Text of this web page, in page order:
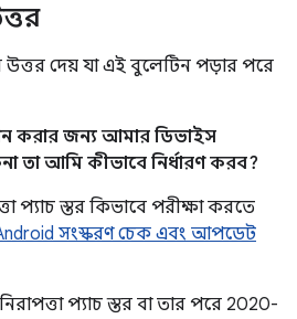
উত্তর দেয় যা এই বুলেটিন পড়ার পরে
করার জন্য আমার ডিভাইস
তা আমি কীভাবে নির্ধারণ করব?
প্যাচ স্তর কিভাবে পরীক্ষা করতে
সংস্করণ চেক এবং আপডেট
প্যাচ স্তর বা তার পরে 2020-